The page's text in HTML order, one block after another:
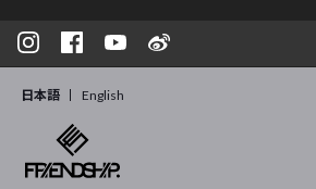
日本語 English